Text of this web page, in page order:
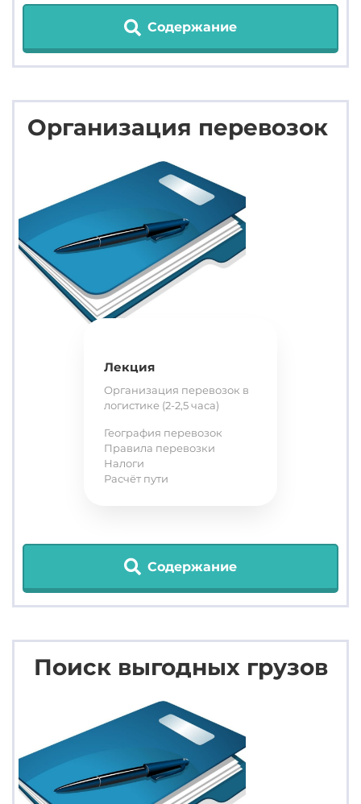
Содержание
Организация перевозок
Лекция
Организация перевозок в
логистике (2-2,5 часа)
География перевозок
Правила перевозки
Налоги
Расчёт пути
Содержание
Поиск выгодных грузов